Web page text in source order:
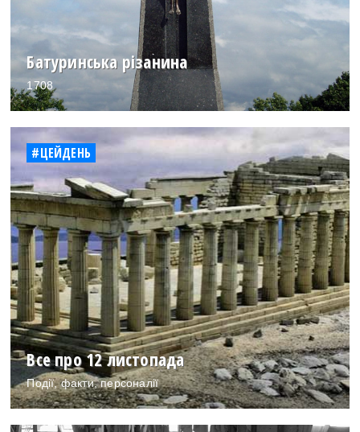
Батуринська різанина
1708
#ЦЕЙДЕНЬ
Все про 12 листопада
Події, факти, персоналії